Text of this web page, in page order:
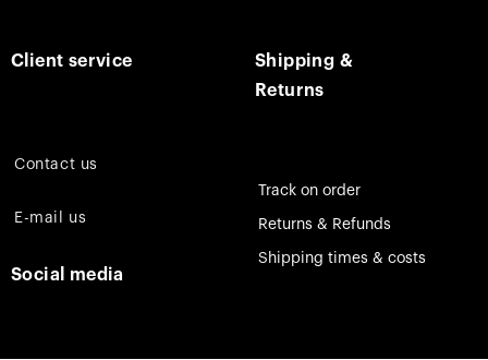
Client service
Contact us
E-mail us
Social media
Shipping &
Returns
Track on order
Returns & Refunds
Shipping times & costs